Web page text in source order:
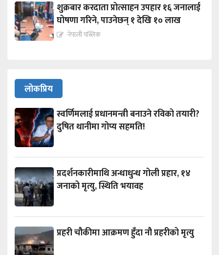
शुक्रबार करदाता प्रोत्साहन उपहार १६ जनालाई
घोषणा गरिने, पाउनेछन् १ देखि १० लाख
नेपाली पब्लिक
लोकप्रिय
स्वर्णिमलाई प्रधानमन्त्री बनाउने रविको तयारी?
दुषित थानीमा गोप्य सहमति!
प्रदर्शनकारीमाथि अन्धाधुन्ध गोली प्रहार, १४
जनाको मृत्यु, स्थिति भयावह
प्रहरी चौकीमा आक्रमण हुँदा नौ प्रहरीको मृत्यु